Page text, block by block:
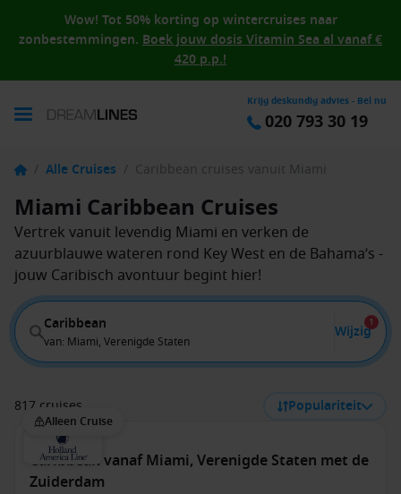
Wow! Tot 50% korting op wintercruises naar
zonbestemmingen. Boek jouw dosis Vitamin Sea al vanaf €
420 p.p.!
Krijg deskundig advies - Bel nu
020 793 30 19
/ Alle Cruises / Caribbean cruises vanuit Miami
Miami Caribbean Cruises
Vertrek vanuit levendig Miami en verken de
azuurblauwe wateren rond Key West en de Bahama’s -
jouw Caribisch avontuur begint hier!
Caribbean
van: Miami, Verenigde Staten
Wijzig
1
817 cruises Populariteit
Alleen Cruise
Caribbean vanaf Miami, Verenigde Staten met de
Zuiderdam